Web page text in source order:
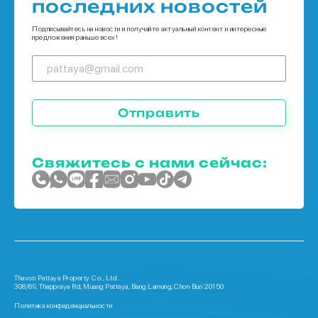
Дома в Пхукет
последних новостей
Подписывайтесь на новости и получайте актуальный контент и интересные
предложения раньше всех!
Отправить
Свяжитесь с нами сейчас:
Thavon Pattaya Property Co., Ltd.
308/69, Thappraya Rd, Muang Pattaya, Bang Lamung, Chon Buri 20150
Политика конфиденциальности